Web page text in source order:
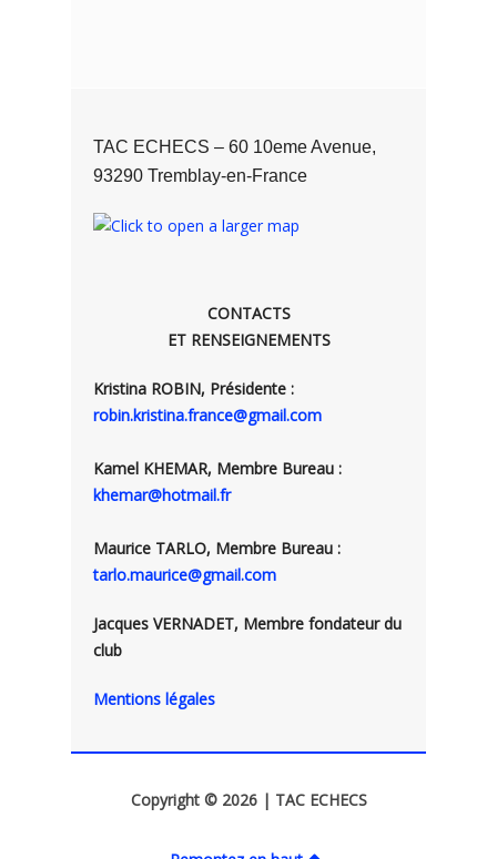
TAC ECHECS – 60 10eme Avenue,
93290 Tremblay-en-France
CONTACTS
ET RENSEIGNEMENTS
Kristina ROBIN, Présidente :
robin.kristina.france@gmail.com
Kamel KHEMAR, Membre Bureau :
khemar@hotmail.fr
Maurice TARLO, Membre Bureau :
tarlo.maurice@gmail.com
Jacques VERNADET, Membre fondateur du
club
Mentions légales
Copyright © 2026 | TAC ECHECS